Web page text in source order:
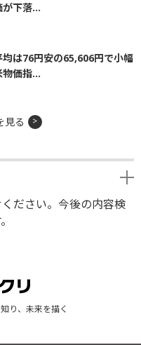
下落...
均は76円安の65,606円で小幅
価指...
見る
ださい。今後の内容検
り、未来を描く